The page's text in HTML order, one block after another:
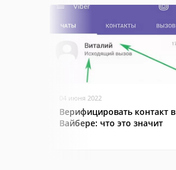
04 июня 2022
Верифицировать контакт в
Вайбере: что это значит